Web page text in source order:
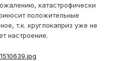
катастрофически
положительные
т.к. круглокаприз уже не
настроение.